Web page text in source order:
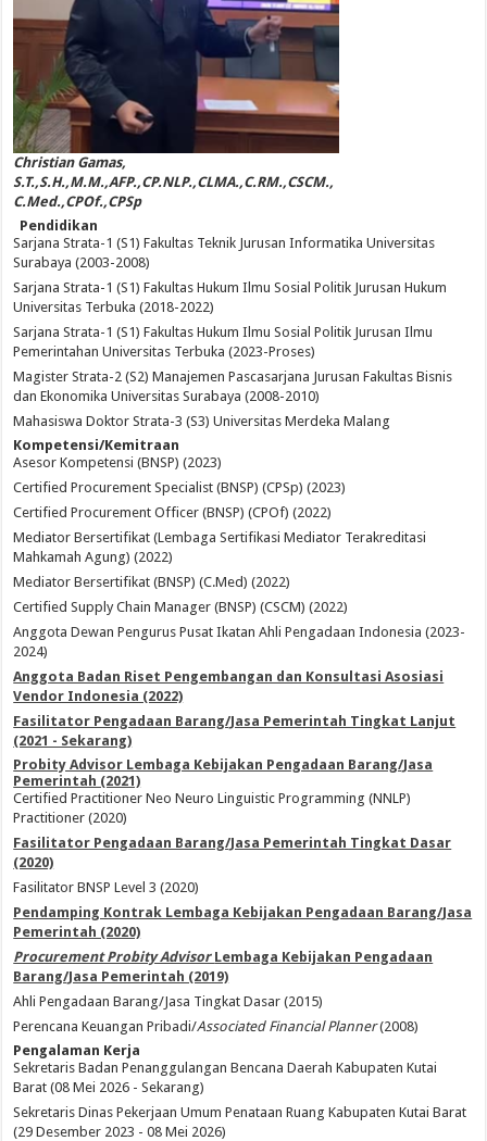
Christian Gamas,
S.T.,S.H.,M.M.,AFP.,CP.NLP.,CLMA.,C.RM.,CSCM.,
C.Med.,CPOf.,CPSp
Pendidikan
Sarjana Strata-1 (S1) Fakultas Teknik Jurusan Informatika Universitas
Surabaya (2003-2008)
Sarjana Strata-1 (S1) Fakultas Hukum Ilmu Sosial Politik Jurusan Hukum
Universitas Terbuka (2018-2022)
Sarjana Strata-1 (S1) Fakultas Hukum Ilmu Sosial Politik Jurusan Ilmu
Pemerintahan Universitas Terbuka (2023-Proses)
Magister Strata-2 (S2) Manajemen Pascasarjana Jurusan Fakultas Bisnis
dan Ekonomika Universitas Surabaya (2008-2010)
Mahasiswa Doktor Strata-3 (S3) Universitas Merdeka Malang
Kompetensi/Kemitraan
Asesor Kompetensi (BNSP) (2023)
Certified Procurement Specialist (BNSP) (CPSp) (2023)
Certified Procurement Officer (BNSP) (CPOf) (2022)
Mediator Bersertifikat (Lembaga Sertifikasi Mediator Terakreditasi
Mahkamah Agung) (2022)
Mediator Bersertifikat (BNSP) (C.Med) (2022)
Certified Supply Chain Manager (BNSP) (CSCM) (2022)
Anggota Dewan Pengurus Pusat Ikatan Ahli Pengadaan Indonesia (2023-
2024)
Anggota Badan Riset Pengembangan dan Konsultasi Asosiasi
Vendor Indonesia (2022)
Fasilitator Pengadaan Barang/Jasa Pemerintah Tingkat Lanjut
(2021 - Sekarang)
Probity Advisor Lembaga Kebijakan Pengadaan Barang/Jasa
Pemerintah (2021)
Certified Practitioner Neo Neuro Linguistic Programming (NNLP)
Practitioner (2020)
Fasilitator Pengadaan Barang/Jasa Pemerintah Tingkat Dasar
(2020)
Fasilitator BNSP Level 3 (2020)
Pendamping Kontrak Lembaga Kebijakan Pengadaan Barang/Jasa
Pemerintah (2020)
Procurement Probity Advisor Lembaga Kebijakan Pengadaan
Barang/Jasa Pemerintah (2019)
Ahli Pengadaan Barang/Jasa Tingkat Dasar (2015)
Perencana Keuangan Pribadi/Associated Financial Planner(2008)
Pengalaman Kerja
Sekretaris Badan Penanggulangan Bencana Daerah Kabupaten Kutai
Barat (08 Mei 2026 - Sekarang)
Sekretaris Dinas Pekerjaan Umum Penataan Ruang Kabupaten Kutai Barat
(29 Desember 2023 - 08 Mei 2026)